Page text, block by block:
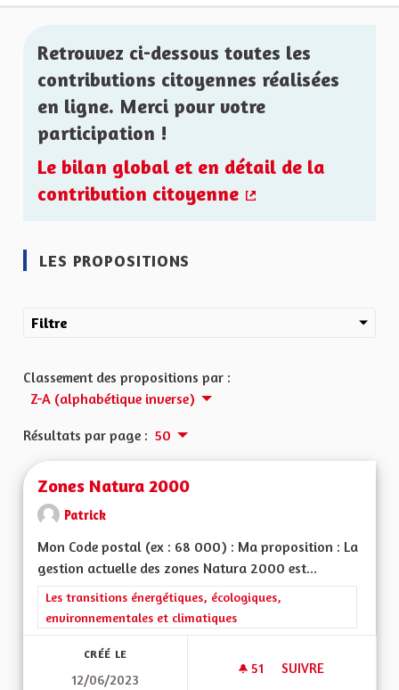
Retrouvez ci-dessous toutes les
contributions citoyennes réalisées
en ligne. Merci pour votre
participation !
Le bilan global et en détail de la
contribution citoyenne
LES PROPOSITIONS
Filtre
Classement des propositions par :
Z-A (alphabétique inverse)
Résultats par page : 50
Zones Natura 2000
Patrick
Mon Code postal (ex : 68 000) : Ma proposition : La
gestion actuelle des zones Natura 2000 est...
Filtrer les résultats de la catégorie : Les transitions
Les transitions énergétiques, écologiques,
environnementales et climatiques
CRÉÉ LE
12/06/2023
51 51 ABONNÉS
SUIVRE